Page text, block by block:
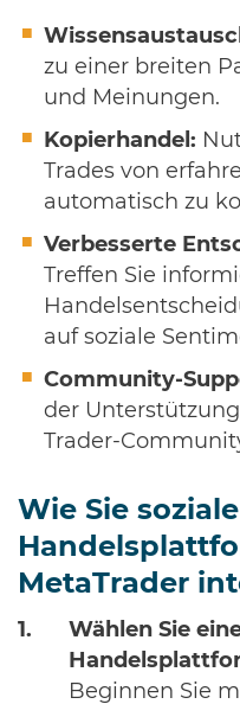
zu einer breiten
und Meinungen.
Kopierhandel:
Trades von
automatisch zu
Verbesserte
Treffen Sie
auf soziale
Community-
der
Trader-
Wie Sie soziale
MetaTrader
Wählen Sie
Beginnen Sie